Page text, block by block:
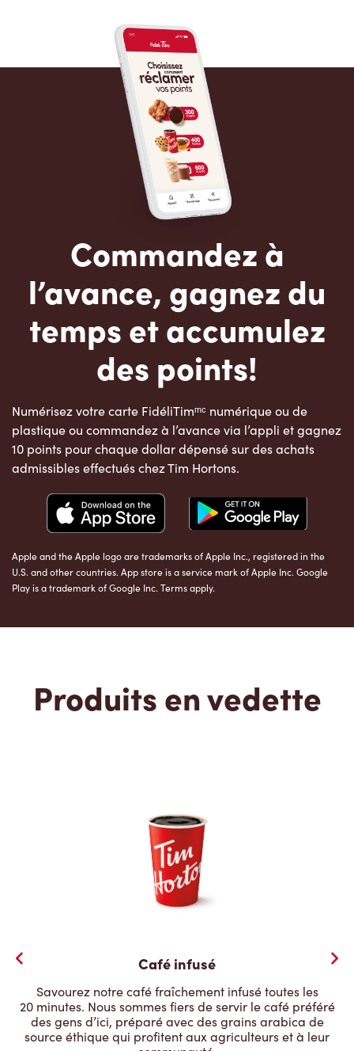
Commandez à
l’avance, gagnez du
temps et accumulez
des points!
Numérisez votre carte FidéliTimᵐᶜ numérique ou de
plastique ou commandez à l’avance via l’appli et gagnez
10 points pour chaque dollar dépensé sur des achats
admissibles effectués chez Tim Hortons.
Apple and the Apple logo are trademarks of Apple Inc., registered in the
U.S. and other countries. App store is a service mark of Apple Inc. Google
Play is a trademark of Google Inc. Terms apply.
Produits en vedette
Café infusé
Savourez notre café fraîchement infusé toutes les
20 minutes. Nous sommes fiers de servir le café préféré
des gens d’ici, préparé avec des grains arabica de
source éthique qui profitent aux agriculteurs et à leur